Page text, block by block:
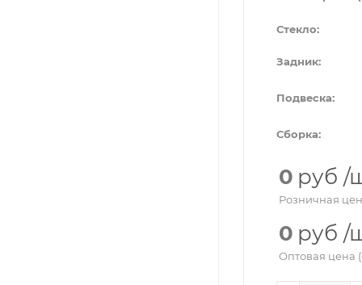
Стекло:
Задник:
Подвеска:
Сборка:
0 руб /
Розничная
0 руб /
Оптовая цена